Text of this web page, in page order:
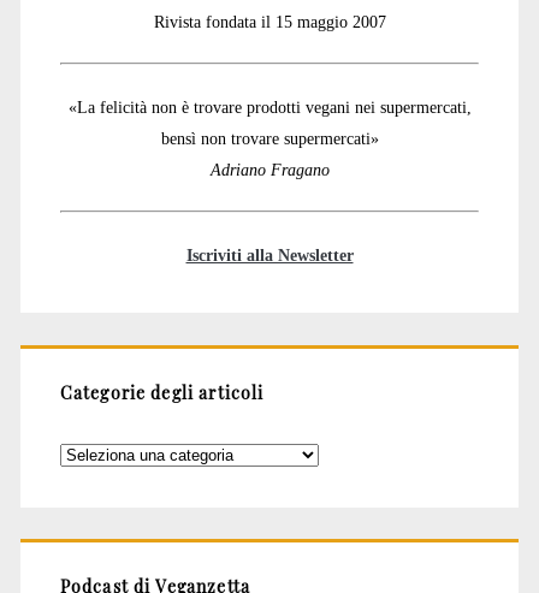
Rivista fondata il 15 maggio 2007
«La felicità non è trovare prodotti vegani nei supermercati,
bensì non trovare supermercati»
Adriano Fragano
Iscriviti alla Newsletter
Categorie degli articoli
Categorie
Podcast di Veganzetta